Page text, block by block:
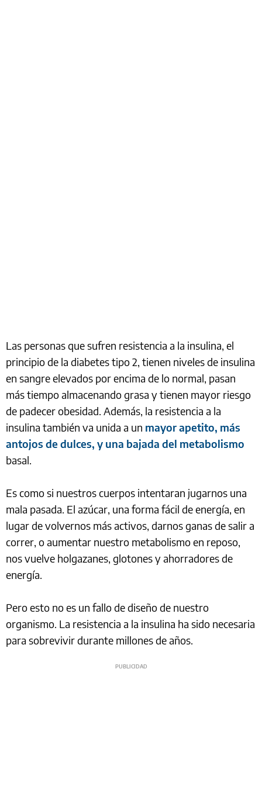
Las personas que sufren resistencia a la insulina, el
principio de la diabetes tipo 2, tienen niveles de insulina
en sangre elevados por encima de lo normal, pasan
más tiempo almacenando grasa y tienen mayor riesgo
de padecer obesidad. Además, la resistencia a la
insulina también va unida a un mayor apetito, más
antojos de dulces, y una bajada del metabolismo
basal.
Es como si nuestros cuerpos intentaran jugarnos una
mala pasada. El azúcar, una forma fácil de energía, en
lugar de volvernos más activos, darnos ganas de salir a
correr, o aumentar nuestro metabolismo en reposo,
nos vuelve holgazanes, glotones y ahorradores de
energía.
Pero esto no es un fallo de diseño de nuestro
organismo. La resistencia a la insulina ha sido necesaria
para sobrevivir durante millones de años.